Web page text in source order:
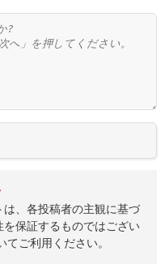
、各投稿者の主観に基づ
を保証するものではござい
ご利用ください。